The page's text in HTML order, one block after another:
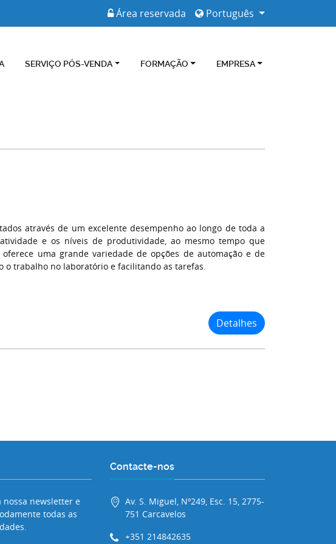
Português
Área reservada
SERVIÇO PÓS-VENDA FORMAÇÃO EMPRESA
através de um excelente desempenho ao longo de toda a
e os níveis de produtividade, ao mesmo tempo que
uma grande variedade de opções de automação e de
o trabalho no laboratório e facilitando as tarefas.
Detalhes
nossa newsletter e
todas as
Contacte-nos
Av. S. Miguel, Nº249, Esc. 15, 2775-
751 Carcavelos
+351 214842635